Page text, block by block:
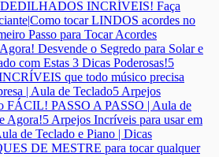
DEDILHADOS INCRÍVEIS! Faça
Como tocar LINDOS acordes no
Passo para Tocar Acordes
Desvende o Segredo para Solar e
com Estas 3 Dicas Poderosas!5
que todo músico precisa
| Aula de Teclado5 Arpejos
PASSO A PASSO | Aula de
Agora!5 Arpejos Incríveis para usar em
de Teclado e Piano | Dicas
DE MESTRE para tocar qualquer